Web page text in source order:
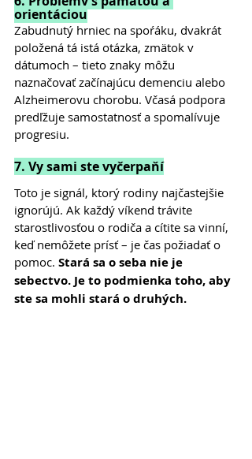
orientáciou
Zabudnutý hrniec na spoŕáku, dvakrát
položená tá istá otázka, zmätok v
dátumoch – tieto znaky môžu
naznačovať začínajúcu demenciu alebo
Alzheimerovu chorobu. Včasá podpora
predľžuje samostatnosť a spomalívuje
progresiu.
7. Vy sami ste vyčerpaňí
Toto je signál, ktorý rodiny najčastejšie
ignorújú. Ak každý víkend trávite
starostlivosťou o rodiča a cítite sa vinní,
keď nemôžete prísť – je čas požiadať o
pomoc. Stará sa o seba nie je
sebectvo. Je to podmienka toho, aby
ste sa mohli stará o druhých.